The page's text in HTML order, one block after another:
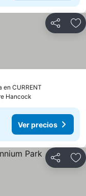
Compartir
CURRENT
Hancock
Ver precios
Compartir